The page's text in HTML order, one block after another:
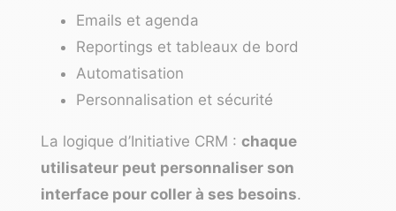
Emails et agenda
Reportings et tableaux de bord
Automatisation
Personnalisation et sécurité
La logique d’Initiative CRM : chaque
utilisateur peut personnaliser son
interface pour coller à ses besoins.